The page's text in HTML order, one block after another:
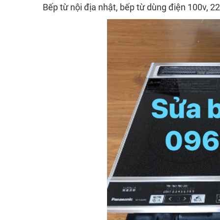
Bếp từ nội địa nhật, bếp từ dùng điện 100v,